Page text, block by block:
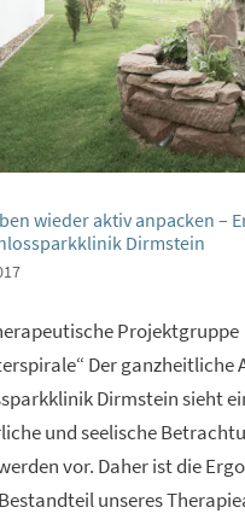
wieder aktiv anpacken –
Dirmstein
Projektgruppe
Der ganzheitliche
Dirmstein sieht
und seelische
vor. Daher ist die
unseres